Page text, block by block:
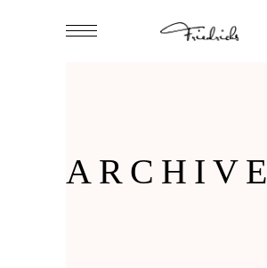
ARCHIVE